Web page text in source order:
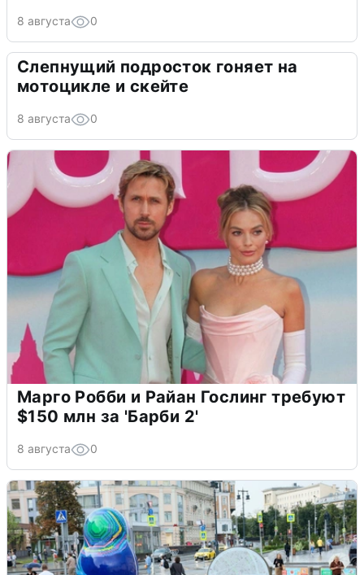
8 августа 0
Слепнущий подросток гоняет на
мотоцикле и скейте
8 августа 0
Марго Робби и Райан Гослинг требуют
$150 млн за 'Барби 2'
8 августа 0